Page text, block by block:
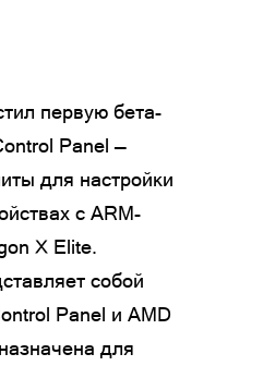
первую бета-
Panel —
для настройки
с ARM-
X Elite.
собой
Panel и AMD
для